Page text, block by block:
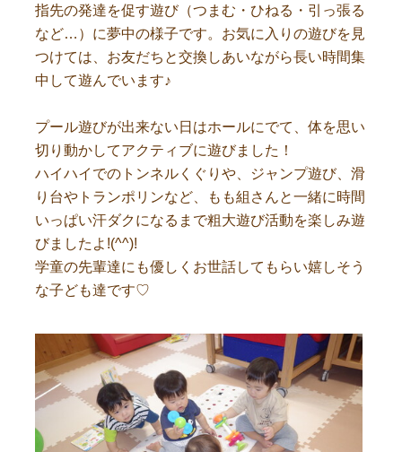
指先の発達を促す遊び（つまむ・ひねる・引っ張る
など…）に夢中の様子です。お気に入りの遊びを見
つけては、お友だちと交換しあいながら長い時間集
中して遊んでいます♪
プール遊びが出来ない日はホールにでて、体を思い
切り動かしてアクティブに遊びました！
ハイハイでのトンネルくぐりや、ジャンプ遊び、滑
り台やトランポリンなど、もも組さんと一緒に時間
いっぱい汗ダクになるまで粗大遊び活動を楽しみ遊
びましたよ!(^^)!
学童の先輩達にも優しくお世話してもらい嬉しそう
な子ども達です♡